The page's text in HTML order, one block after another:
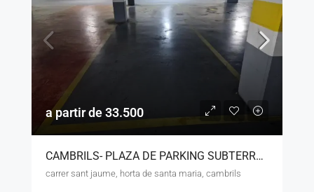
a partir de 33.500
CAMBRILS- PLAZA DE PARKING SUBTERRÁNEO – URB. HORTA DE SANTA MARIA – LS – 01925
carrer sant jaume, horta de santa maria, cambrils